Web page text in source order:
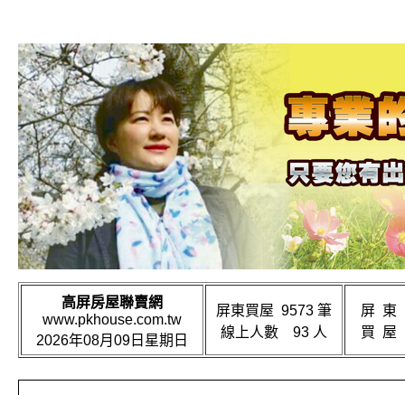
高屏房屋聯賣網
www.pkhouse.com.tw
2026年08月09日星期日
屏東買屋 9573 筆
線上人數 93 人
屏 東
買 屋